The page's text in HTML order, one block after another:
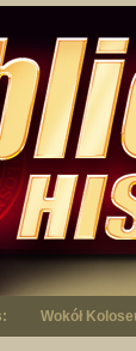
Wokół
"Niepodległy